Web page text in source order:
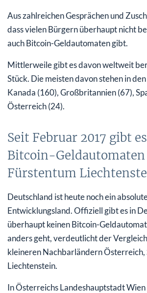
Aus zahlreichen Gesprächen und
dass vielen Bürgern überhaupt nicht
auch Bitcoin-Geldautomaten gibt.
Mittlerweile gibt es davon weltweit
Stück. Die meisten davon stehen in
Kanada (160), Großbritannien (67),
Österreich (24).
Seit Februar 2017 gibt
Bitcoin-
Fürstentum
Deutschland ist heute noch ein
Entwicklungsland. Offiziell gibt es in
überhaupt keinen Bitcoin-
anders geht, verdeutlicht der
kleineren Nachbarländern Österreich,
Liechtenstein.
In Österreichs Landeshauptstadt